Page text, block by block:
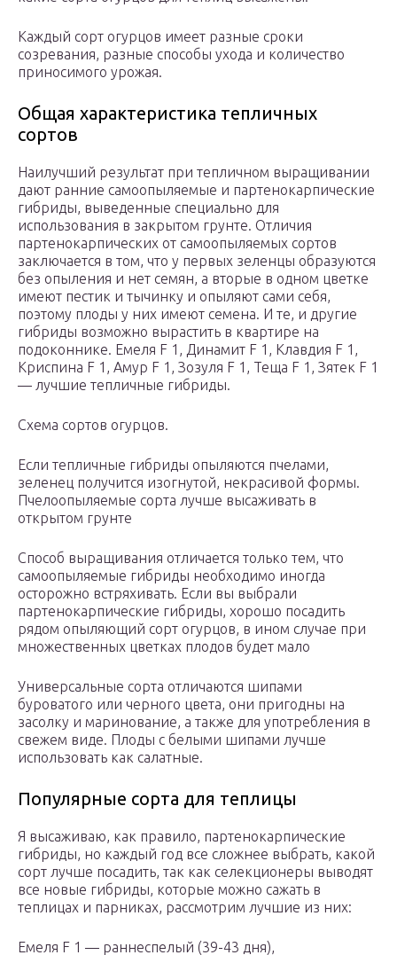
Каждый сорт огурцов имеет разные сроки
созревания, разные способы ухода и количество
приносимого урожая.
Общая характеристика тепличных
сортов
Наилучший результат при тепличном выращивании
дают ранние самоопыляемые и партенокарпические
гибриды, выведенные специально для
использования в закрытом грунте. Отличия
партенокарпических от самоопыляемых сортов
заключается в том, что у первых зеленцы образуются
без опыления и нет семян, а вторые в одном цветке
имеют пестик и тычинку и опыляют сами себя,
поэтому плоды у них имеют семена. И те, и другие
гибриды возможно вырастить в квартире на
подоконнике. Емеля F 1, Динамит F 1, Клавдия F 1,
Криспина F 1, Амур F 1, Зозуля F 1, Теща F 1, Зятек F 1
— лучшие тепличные гибриды.
Схема сортов огурцов.
Если тепличные гибриды опыляются пчелами,
зеленец получится изогнутой, некрасивой формы.
Пчелоопыляемые сорта лучше высаживать в
открытом грунте
Способ выращивания отличается только тем, что
самоопыляемые гибриды необходимо иногда
осторожно встряхивать. Если вы выбрали
партенокарпические гибриды, хорошо посадить
рядом опыляющий сорт огурцов, в ином случае при
множественных цветках плодов будет мало
Универсальные сорта отличаются шипами
буроватого или черного цвета, они пригодны на
засолку и маринование, а также для употребления в
свежем виде. Плоды с белыми шипами лучше
использовать как салатные.
Популярные сорта для теплицы
Я высаживаю, как правило, партенокарпические
гибриды, но каждый год все сложнее выбрать, какой
сорт лучше посадить, так как селекционеры выводят
все новые гибриды, которые можно сажать в
теплицах и парниках, рассмотрим лучшие из них:
Емеля F 1 — раннеспелый (39-43 дня),